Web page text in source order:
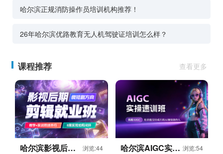
哈尔滨正规消防操作员培训机构推荐！
26年哈尔滨优路教育无人机驾驶证培训怎么样？
课程推荐 查看更多
哈尔滨影视后期
浏览:44
哈尔滨AIGC实操 浏览:54